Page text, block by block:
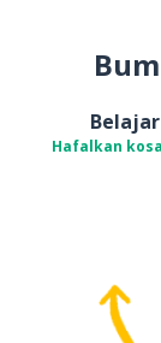
Belajar
Hafalkan